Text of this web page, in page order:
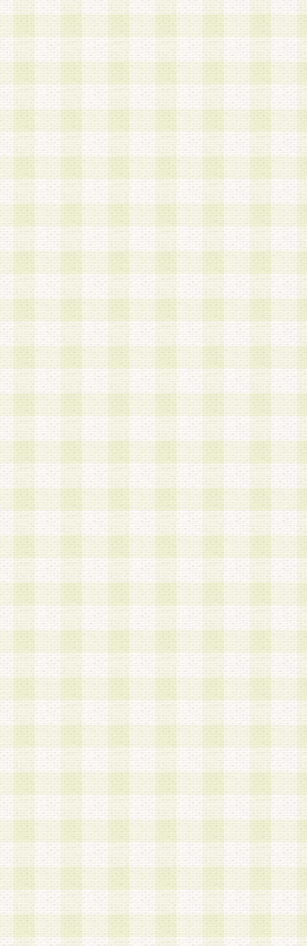
1.会員は、会員登録後、本サイト内にて本サービ
加する際には、前条に基づき当社から付与された
スワードを使用するものとします。
2.登録の際に当社が付与したログインIDおよびパ
の使用に関しては、全て会員本人がその責任を負
3.会員は、当社から付与されたログインIDおよび
貸与、名義変更、売買その他形態を問わず第三者
ならないものとします。
4.当社は、会員によるログインIDおよびパスワー
盗用など第三者の利用に伴う損害の発生について
き事由の有無、その他原因の如何を問わず、一切
のとします。
第5条 会員の登録情報
1.当社は、会員の登録情報に含まれる氏名・住所
アドレス等会員個人を識別できる情報を当社が別
シーポリシー
」に基づき適切に取り扱うものとし
は、当該個人情報を以下の各号に定める目的に利
す。なお、これら事項以外の目的で個人情報を利
かじめ会員の同意を得たうえで利用するものとし
a.本サービスの実施または運営
b.本サービスに係る謝礼、景品、調査サンプル品
c.会員からの電話、メール等の問い合わせなどへ
d.その他これらに付随する業務
2.当社は、会員個人を識別することのできる情報
会員情報を本人の承諾なく第三者に開示すること
人を識別できる情報について第三者に開示または
社は事前に会員本人の同意を得るものとします。
3.前項の定めに拘わらず、当社は、以下の目的に
意を 得ることなく、会員個人を識別できる情報
づき選定した委託業者に対して当社の責任におい
できるものとします。な お、当社は、当該委託
契約を締結しこれを遵守させるとともに、本規約
の注意をもって当該情報を使用させるものとし ま
a.本サービスに係る謝礼、景品、調査サンプル品
b.会員からの電話、メール等の問い合わせなどへ
c.モバイルリサーチ、またはグループ形式による
実施もしくは運営
d.その他これらに付随する業務
4.会員は、住所、電話番号その他の登録情報につ
合は、速やかに当社所定の変更手続きを行うもの
5.当社は、必要と認めた場合、会員に対して、電
手段により登録情報の対象者が会員登録者本人で
の内容が正確であること、アンケートの回答内容
うことができるものとます。
6.会員は、会員登録後当社が定期的に行う登録情
して、当社指定の期間内に更新手続きを行うもの
該期間内に更新手続きを行わない場合、その時点
発行したポイントは失効されるものとします。